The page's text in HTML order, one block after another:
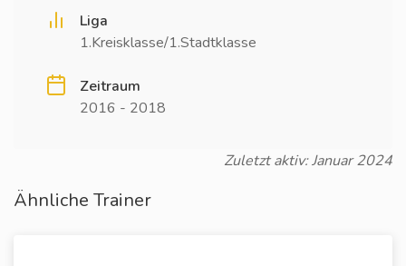
Liga
1.Kreisklasse/1.Stadtklasse
Zeitraum
2016 - 2018
Zuletzt aktiv: Januar 2024
Ähnliche Trainer